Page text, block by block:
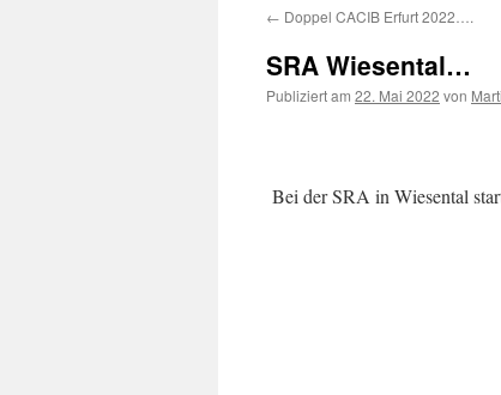
springen
← Doppel CACIB Erfurt 2022….
SRA Wiesental…
Publiziert am 22. Mai 2022 von
Bei der SRA in Wiesental